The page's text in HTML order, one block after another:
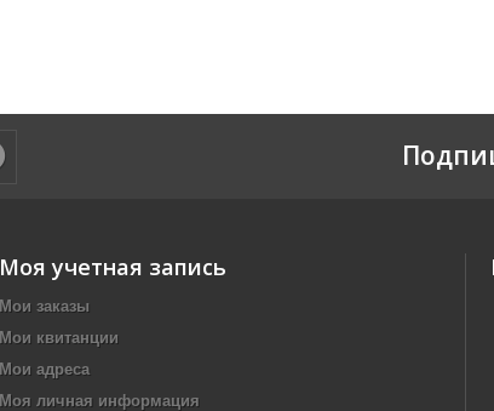
Моя учетная запись
Мои заказы
Мои квитанции
Мои адреса
Моя личная информация